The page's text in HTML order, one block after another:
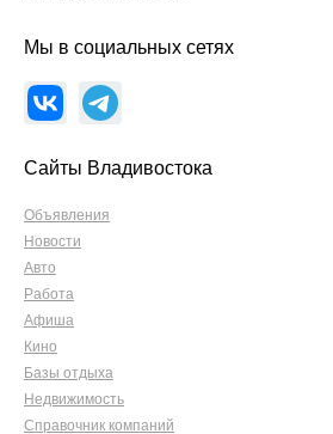
Мы в социальных сетях
Сайты Владивостока
Объявления
Новости
Авто
Работа
Афиша
Кино
Базы отдыха
Недвижимость
Справочник компаний